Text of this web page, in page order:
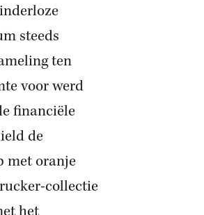
steeds
ten
voor werd
financiële
de
met oranje
collectie